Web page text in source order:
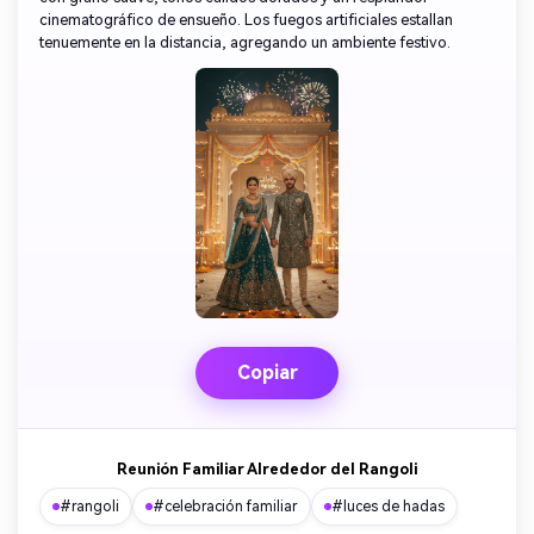
cinematográfico de ensueño. Los fuegos artificiales estallan
tenuemente en la distancia, agregando un ambiente festivo.
Copiar
Reunión Familiar Alrededor del Rangoli
#rangoli #celebración familiar #luces de hadas